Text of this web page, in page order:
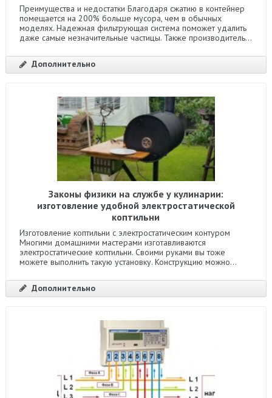
Преимущества и недостатки Благодаря сжатию в контейнер
помещается на 200% больше мусора, чем в обычных
моделях. Надежная фильтрующая система поможет удалить
даже самые незначительные частицы. Также производитель...
Дополнительно
Законы физики на службе у кулинарии:
изготовление удобной электростатической
коптильни
Изготовление коптильни с электростатическим контуром
Многими домашними мастерами изготавливаются
электростатические коптильни. Своими руками вы тоже
можете выполнить такую установку. Конструкцию можно...
Дополнительно